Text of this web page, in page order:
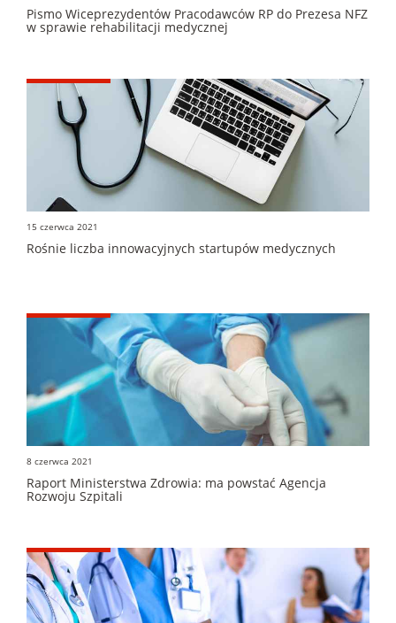
Pismo Wiceprezydentów Pracodawców RP do Prezesa NFZ
w sprawie rehabilitacji medycznej
15 czerwca 2021
Rośnie liczba innowacyjnych startupów medycznych
8 czerwca 2021
Raport Ministerstwa Zdrowia: ma powstać Agencja
Rozwoju Szpitali